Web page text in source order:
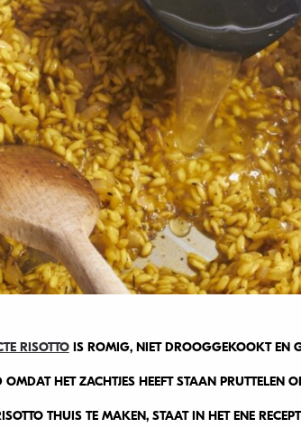
RISOTTOIS ROMIG, NIET DROOGGEKOOKT EN
HET ZACHTJES HEEFT STAAN PRUTTELEN
THUIS TE MAKEN, STAAT IN HET ENE